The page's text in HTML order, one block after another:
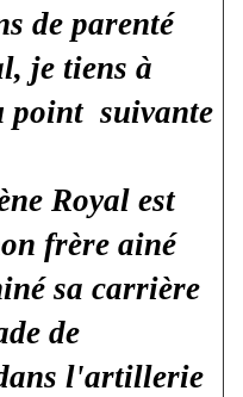
de parenté
je tiens à
point suivante
Royal est
frère ainé
sa carrière
de
l'artillerie